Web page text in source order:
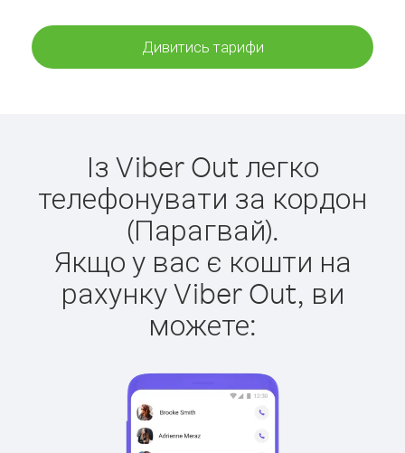
Дивитись тарифи
Із Viber Out легко
телефонувати за кордон
(Парагвай).
Якщо у вас є кошти на
рахунку Viber Out, ви
можете: